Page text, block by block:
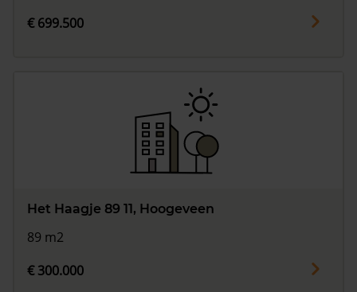
€ 699.500
Het Haagje 89 11, Hoogeveen
89 m2
€ 300.000